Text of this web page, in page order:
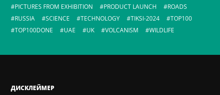
PICTURES FROM EXHIBITION
PRODUCT LAUNCH
ROADS
RUSSIA
SCIENCE TECHNOLOGY TIKSI-2024
TOP100
TOP100DONE
UAE UK VOLCANISM WILDLIFE
ДИСКЛЕЙМЕР